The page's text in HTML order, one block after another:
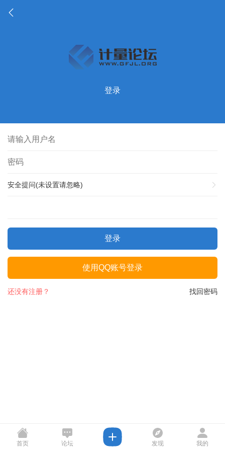
登录
安全提问(未设置请忽略)
登录
使用QQ账号登录
找回密码
还没有注册？
首页 论坛 发现 我的